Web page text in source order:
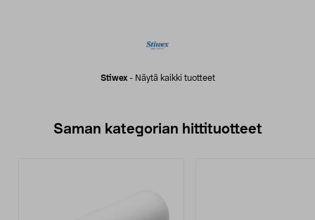
Stiwex- Näytä kaikki tuotteet
Saman kategorian hittituotteet